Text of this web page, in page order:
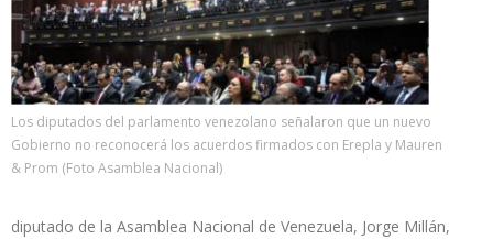
Los diputados del parlamento venezolano señalaron que un nuevo
Gobierno no reconocerá los acuerdos firmados con Erepla y Mauren
& Prom (Foto Asamblea Nacional)
diputado de la Asamblea Nacional de Venezuela, Jorge Millán,